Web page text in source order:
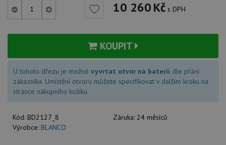
10 260Kč s DPH
KOUPIT
U tohoto dřezu je možné vyvrtat otvor na baterii dle přání
zákazníka. Umístění otvoru můžete specifikovat v dalším kroku na
stránce nákupního košíku.
Kód: BD2127_8 Záruka: 24 měsíců
Výrobce: BLANCO